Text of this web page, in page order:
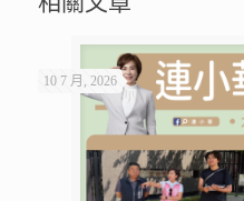
10 7 月, 2026